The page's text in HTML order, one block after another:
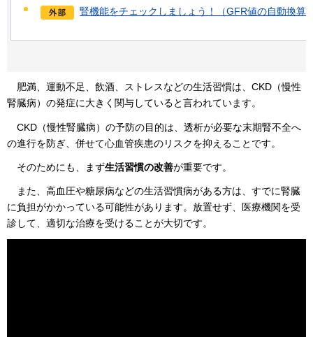
腎機能をチェックしましょう！（GFR値の自動換算
肥満、運動不足、飲酒、ストレスなどの生活習慣は、CKD（慢性
腎臓病）の発症に大きく関与していると言われています。
CKD（慢性腎臓病）の予防の目的は、透析が必要な末期腎不全へ
の進行を防ぎ、併せて心血管疾患のリスクを抑えることです。
そのためにも、まず生活習慣の改善が重要です。
また、 高血圧や糖尿病などの生活習慣病がある方は、すでに腎臓
に負担がかかっている可能性があります。放置せず、医療機関を受
診して、適切な治療を受けることが大切です。